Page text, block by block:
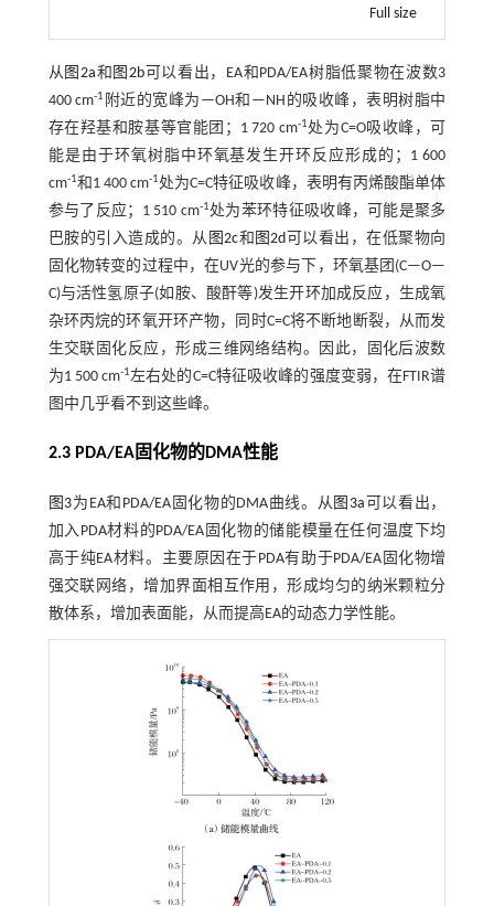
Full size
从图2a和 图2b 可以看出，EA和PDA/EA树脂低聚物在波数3
400 cm-1 附近的宽峰为—OH和—NH的吸收峰，表明树脂中
存在羟基和胺基等官能团；1 720 cm-1处为C=O吸收峰，可
能是由于环氧树脂中环氧基发生开环反应形成的；1 600
cm-1和1 400 cm-1处为C=C特征吸收峰，表明有丙烯酸酯单体
参与了反应；1 510 cm-1处为苯环特征吸收峰，可能是聚多
巴胺的引入造成的。从 图2c和 图2d 可以看出，在低聚物向
固化物转变的过程中，在UV光的参与下，环氧基团(C—O—
C)与活性氢原子(如胺、酸酐等)发生开环加成反应，生成氧
杂环丙烷的环氧开环产物，同时C=C将不断地断裂，从而发
生交联固化反应，形成三维网络结构。因此，固化后波数
为1 500 cm-1左右处的C=C特征吸收峰的强度变弱，在FTIR谱
图中几乎看不到这些峰。
2.3 PDA/EA固化物的DMA性能
图3为EA和PDA/EA固化物的DMA曲线。从图3a 可以看出，
加入PDA材料的PDA/EA固化物的储能模量在任何温度下均
高于纯EA材料。主要原因在于PDA有助于PDA/EA固化物增
强交联网络，增加界面相互作用，形成均匀的纳米颗粒分
散体系，增加表面能，从而提高EA的动态力学性能。